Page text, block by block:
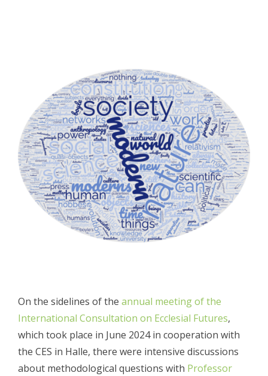
On the sidelines of the annual meeting of the
International Consultation on Ecclesial Futures,
which took place in June 2024 in cooperation with
the CES in Halle, there were intensive discussions
about methodological questions with Professor